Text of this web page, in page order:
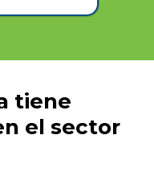
tiene
el sector